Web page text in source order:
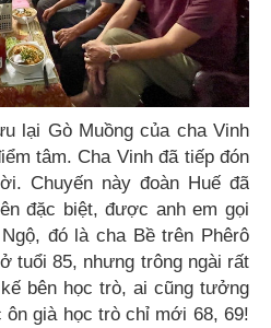
lại Gò Muồng của cha Vinh
tâm. Cha Vinh đã tiếp đón
Chuyến này đoàn Huế đã
đặc biệt, được anh em gọi
đó là cha Bề trên Phêrô
tuổi 85, nhưng trông ngài rất
bên học trò, ai cũng tưởng
già học trò chỉ mới 68, 69!